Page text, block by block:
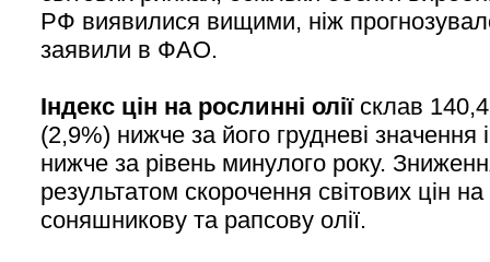
РФ виявилися вищими, ніж
заявили в ФАО.
Індекс цін на рослинні олії склав
(2,9%) нижче за його грудневі
нижче за рівень минулого року.
результатом скорочення світових цін
соняшникову та рапсову олії.